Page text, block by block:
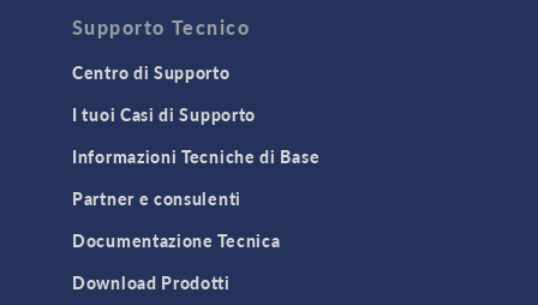
Supporto Tecnico
Centro di Supporto
I tuoi Casi di Supporto
Informazioni Tecniche di Base
Partner e consulenti
Documentazione Tecnica
Download Prodotti